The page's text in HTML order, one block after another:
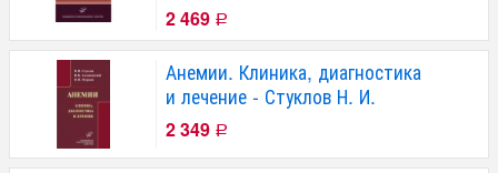
2 469 Р
Анемии. Клиника, диагностика
и лечение - Стуклов Н. И.
2 349 Р